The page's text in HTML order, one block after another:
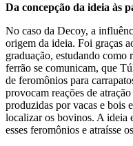
Da concepção da ideia às
No caso da Decoy, a
origem da ideia. Foi graças
graduação, estudando como
ferrão se comunicam, que
de feromônios para
provocam reações de
produzidas por vacas e bois
localizar os bovinos. A ideia
esses feromônios e atraísse